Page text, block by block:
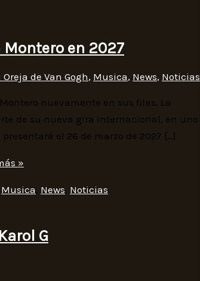
Montero en 2027
Oreja de Van Gogh, Musica, News, Noticias
nuevamente en sus filas. La
de su nueva gira internacional, en uno
el 26 de marzo de 2027 […]
»
Musica, News, Noticias
G